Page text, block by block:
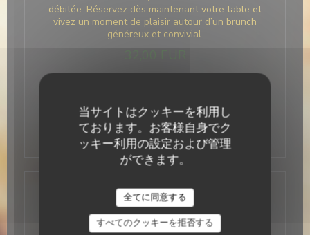
当サイトはクッキーを利用し
ております。お客様自身でク
ッキー利用の設定および管理
ができます。
全てに同意する
すべてのクッキーを拒否する
débitée. Réservez dès maintenant votre table et
vivez un moment de plaisir autour d’un brunch
généreux et convivial.
empreinte bancaire de 16€ / pers demandée
pour toutes les tables pour éviter les "no
show"
Vente à emporter
Bacio Divino s'invite chez vous ! Tous les plats sont